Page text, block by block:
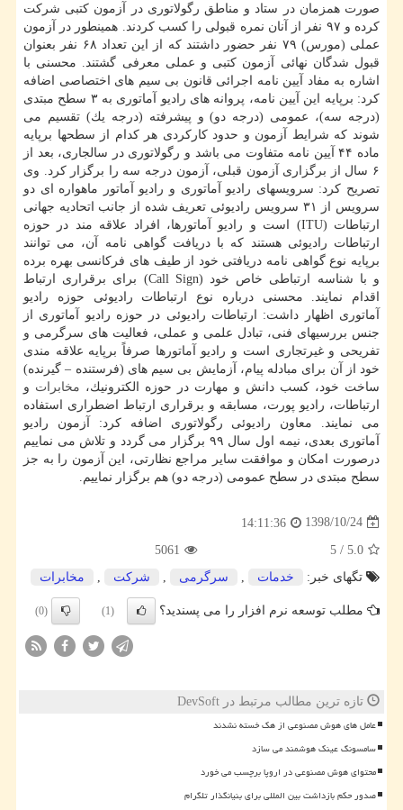
صورت همزمان در ستاد و مناطق رگولاتوری در آزمون كتبی شركت
كرده و ۹۷ نفر از آنان نمره قبولی را كسب كردند. همینطور در آزمون
عملی (مورس) ۷۹ نفر حضور داشتند كه از این تعداد ۶۸ نفر بعنوان
قبول شدگان نهائی آزمون كتبی و عملی معرفی گشتند. محسنی با
اشاره به مفاد آیین نامه اجرائی قانون بی سیم های اختصاصی اضافه
كرد: برپایه این آیین نامه، پروانه های رادیو آماتوری به ۳ سطح مبتدی
(درجه سه)، عمومی (درجه دو) و پیشرفته (درجه یك) تقسیم می
شوند كه شرایط آزمون و حدود كاركردی هر كدام از سطحها برپایه
ماده ۴۴ آیین نامه متفاوت می باشد و رگولاتوری در سالجاری، بعد از
۶ سال از برگزاری آزمون قبلی، آزمون درجه سه را برگزار كرد. وی
تصریح كرد: سرویسهای رادیو آماتوری و رادیو آماتور ماهواره ای دو
سرویس از ۳۱ سرویس رادیوئی تعریف شده از جانب اتحادیه جهانی
ارتباطات (ITU) است و رادیو آماتورها، افراد علاقه مند در حوزه
ارتباطات رادیوئی هستند كه با دریافت گواهی نامه آن، می توانند
برپایه نوع گواهی نامه دریافتی خود از طیف های فركانسی بهره برده
و با شناسه ارتباطی خاص خود (Call Sign) برای برقراری ارتباط
اقدام نمایند. محسنی درباره نوع ارتباطات رادیوئی حوزه رادیو
آماتوری اظهار داشت: ارتباطات رادیوئی در حوزه رادیو آماتوری از
جنس بررسیهای فنی، تبادل علمی و عملی، فعالیت های سرگرمی و
تفریحی و غیرتجاری است و رادیو آماتورها صرفاً برپایه علاقه مندی
خود از آن برای مبادله پیام، آزمایش بی سیم های (فرستنده – گیرنده)
ساخت خود، كسب دانش و مهارت در حوزه الكترونیك، مخابرات و
ارتباطات، رادیو پورت، مسابقه و برقراری ارتباط اضطراری استفاده
می نمایند. معاون رادیوئی رگولاتوری اضافه كرد: آزمون رادیو
آماتوری بعدی، نیمه اول سال ۹۹ برگزار می گردد و تلاش می نماییم
درصورت امكان و موافقت سایر مراجع نظارتی، این آزمون را به جز
سطح مبتدی در سطح عمومی (درجه دو) هم برگزار نماییم.
1398/10/24
14:11:36
5.0
/
5
5061
تگهای خبر:
خدمات سرگرمی شركت مخابرات
مطلب توسعه نرم افزار را می پسندید؟ (1)
(0)
تازه ترین مطالب مرتبط در DevSoft
عامل های هوش مصنوعی از هک خسته نشدند
سامسونگ عینک هوشمند می سازد
محتوای هوش مصنوعی در اروپا برچسب می خورد
صدور حکم بازداشت بین المللی برای بنیانگذار تلگرام